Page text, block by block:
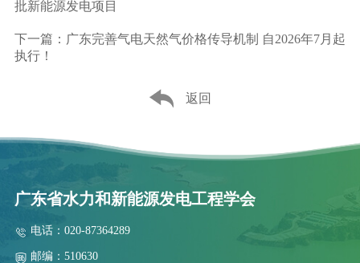
批新能源发电项目
下一篇：广东完善气电天然气价格传导机制 自2026年7月起
执行！
返回
广东省水力和新能源发电工程学会
电话：020-87364289
邮编：510630